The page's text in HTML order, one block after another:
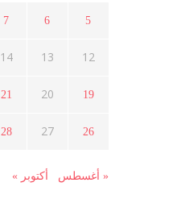
الثورة السورية ؟
في الثورة السورية ؟
5
6
7
12
13
14
19
20
21
26
27
28
« أغسطس أكتوبر »